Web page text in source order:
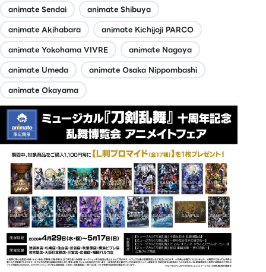
animate Sendai
animate Shibuya
animate Akihabara
animate Kichijoji PARCO
animate Yokohama VIVRE
animate Nagoya
animate Umeda
animate Osaka Nippombashi
animate Okayama